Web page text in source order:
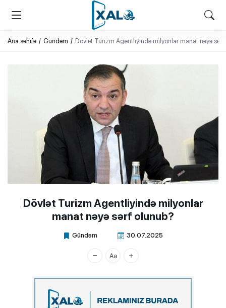
XALQ.ONLINE
ONLAYN PLATFORMA
Ana səhifə Gündəm Dövlət Turizm Agentliyində milyonlar manat nəyə sərf
Dövlət Turizm Agentliyində milyonlar
manat nəyə sərf olunub?
Gündəm 30.07.2025
Xalq.Online